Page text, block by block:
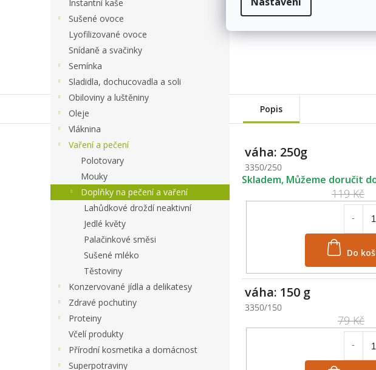
Instantní kaše
Sušené ovoce
Lyofilizované ovoce
Snídaně a svačinky
Semínka
Sladidla, dochucovadla a soli
Obiloviny a luštěniny
Oleje
Vláknina
Vaření a pečení
Polotovary
Mouky
Doplňky na pečení a vaření
Lahůdkové droždí neaktivní
Jedlé květy
Palačinkové směsi
Sušené mléko
Těstoviny
Konzervované jídla a delikatesy
Zdravé pochutiny
Proteiny
Včelí produkty
Přírodní kosmetika a domácnost
Superpotraviny
Popis
váha: 250g
3350/250
119 Kč
Do
Skladem
váha: 150 g
3350/150
79 Kč